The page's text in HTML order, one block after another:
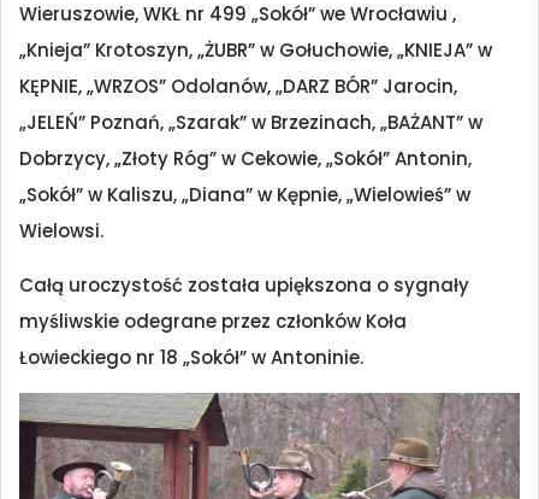
Wieruszowie, WKŁ nr 499 „Sokół” we Wrocławiu ,
„Knieja” Krotoszyn, „ŻUBR” w Gołuchowie, „KNIEJA” w
KĘPNIE, „WRZOS” Odolanów, „DARZ BÓR” Jarocin,
„JELEŃ” Poznań, „Szarak” w Brzezinach, „BAŻANT” w
Dobrzycy, „Złoty Róg” w Cekowie, „Sokół” Antonin,
„Sokół” w Kaliszu, „Diana” w Kępnie, „Wielowieś” w
Wielowsi.
Całą uroczystość została upiększona o sygnały
myśliwskie odegrane przez członków Koła
Łowieckiego nr 18 „Sokół” w Antoninie.